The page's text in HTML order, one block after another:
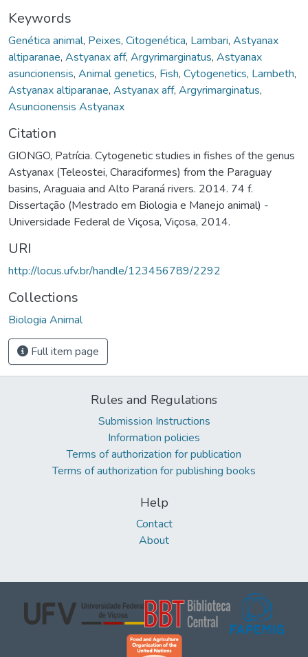
Keywords
Genética animal, Peixes, Citogenética, Lambari, Astyanax
altiparanae, Astyanax aff, Argyrimarginatus, Astyanax
asuncionensis, Animal genetics, Fish, Cytogenetics, Lambeth,
Astyanax altiparanae, Astyanax aff, Argyrimarginatus,
Asuncionensis Astyanax
Citation
GIONGO, Patrícia. Cytogenetic studies in fishes of the genus
Astyanax (Teleostei, Characiformes) from the Paraguay
basins, Araguaia and Alto Paraná rivers. 2014. 74 f.
Dissertação (Mestrado em Biologia e Manejo animal) -
Universidade Federal de Viçosa, Viçosa, 2014.
URI
http://locus.ufv.br/handle/123456789/2292
Collections
Biologia Animal
Full item page
Rules and Regulations
Submission Instructions
Information policies
Terms of authorization for publication
Terms of authorization for publishing books
Help
Contact
About